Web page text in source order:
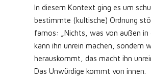
In diesem Kontext ging es um
bestimmte (kultische) Ordnung
famos: „Nichts, was von außen in
kann ihn unrein machen, sondern
herauskommt, das macht ihn
Das Unwürdige kommt von innen.